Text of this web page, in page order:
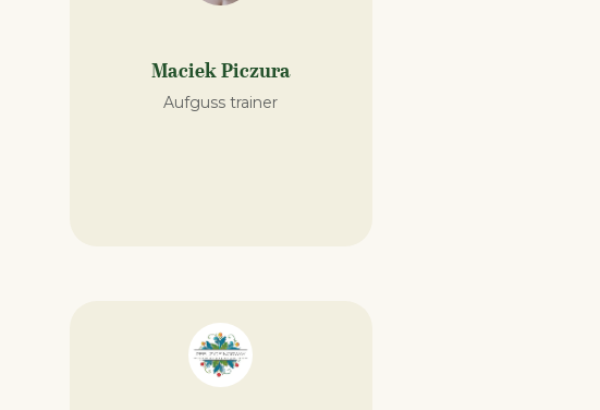
Maciek Piczura
Aufguss trainer